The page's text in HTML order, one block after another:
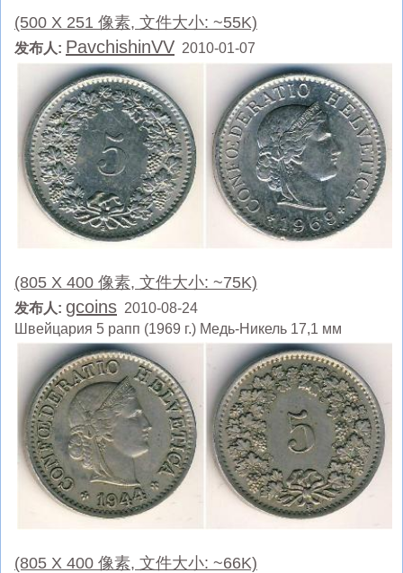
(500 X 251 像素, 文件大小: ~55K)
发布人: PavchishinVV 2010-01-07
(805 X 400 像素, 文件大小: ~75K)
发布人: gcoins 2010-08-24
Швейцария 5 рапп (1969 г.) Медь-Никель 17,1 мм
(805 X 400 像素, 文件大小: ~66K)